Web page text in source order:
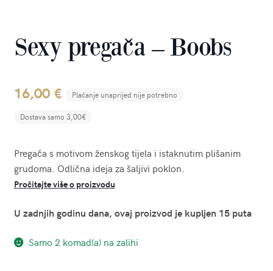
Sexy pregača – Boobs
16,00 € Plaćanje unaprijed nije potrebno
Dostava samo 3,00€
Pregača s motivom ženskog tijela i istaknutim plišanim
grudoma. Odlična ideja za šaljivi poklon.
Pročitajte više o proizvodu
U zadnjih godinu dana, ovaj proizvod je kupljen 15 puta
Samo 2 komad(a) na zalihi